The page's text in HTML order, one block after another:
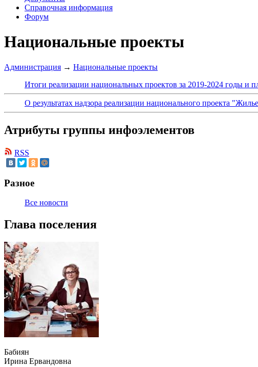
Справочная информация
Форум
Национальные проекты
Администрация → Национальные проекты
Итоги реализации национальных проектов за 2019-2024 годы и
О результатах надзора реализации национального проекта
Атрибуты группы инфоэлементов
RSS
Разное
Все новости
Глава поселения
Бабиян
Ирина Ервандовна